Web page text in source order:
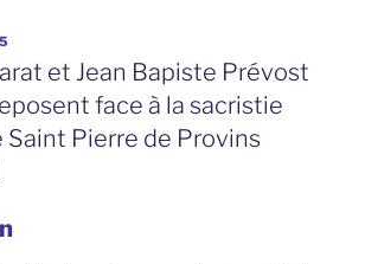
et Jean Bapiste Prévost
face à la sacristie
Saint Pierre de Provins